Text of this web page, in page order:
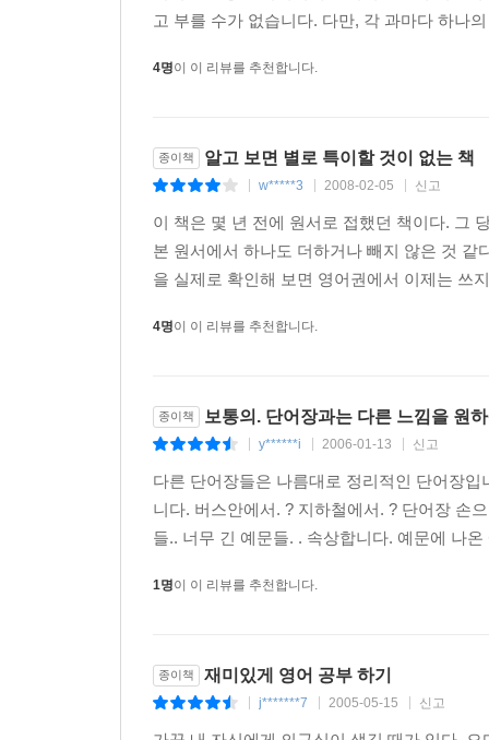
고 부를 수가 없습니다. 다만, 각 과마다 하나
4명이 이 리뷰를 추천합니다.
종이책 알고 보면 별로 특이할 것이 없는 책
w*****3 2008-02-05 신고
이 책은 몇 년 전에 원서로 접했던 책이다. 그
본 원서에서 하나도 더하거나 빼지 않은 것
을 실제로 확인해 보면 영어권에서 이제는 쓰
4명이 이 리뷰를 추천합니다.
종이책 보통의. 단어장과는 다른 느낌을 원
y******i 2006-01-13 신고
다른 단어장들은 나름대로 정리적인 단어장
니다. 버스안에서. ? 지하철에서. ? 단어장 손
들.. 너무 긴 예문들. . 속상합니다. 예문에 나
1명이 이 리뷰를 추천합니다.
종이책 재미있게 영어 공부 하기
j*******7 2005-05-15 신고